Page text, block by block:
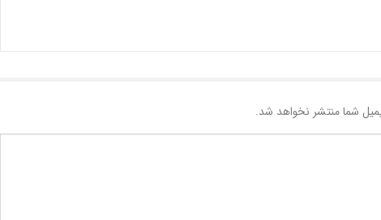
شما منتشر نخواهد شد.